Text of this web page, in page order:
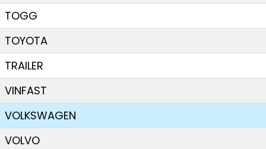
TOGG
TOYOTA
TRAILER
VINFAST
VOLKSWAGEN
VOLVO